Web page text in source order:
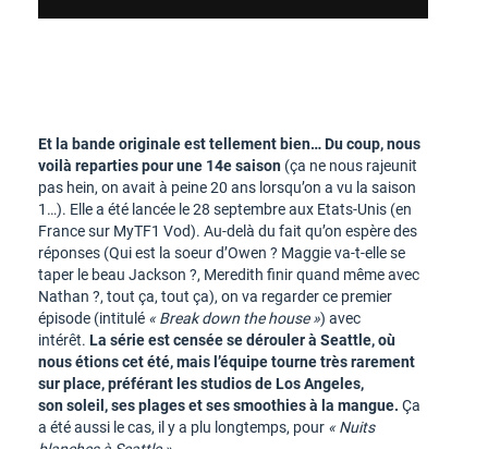
Et la bande originale est tellement bien… Du coup, nous
voilà reparties pour une 14e saison (ça ne nous rajeunit
pas hein, on avait à peine 20 ans lorsqu’on a vu la saison
1…). Elle a été lancée le 28 septembre aux Etats-Unis (en
France sur MyTF1 Vod). Au-delà du fait qu’on espère des
réponses (Qui est la soeur d’Owen ? Maggie va-t-elle se
taper le beau Jackson ?, Meredith finir quand même avec
Nathan ?, tout ça, tout ça), on va regarder ce premier
épisode (intitulé « Break down the house ») avec
intérêt. La série est censée se dérouler à Seattle, où
nous étions cet été, mais l’équipe tourne très rarement
sur place, préférant les studios de Los Angeles,
son soleil, ses plages et ses smoothies à la mangue. Ça
a été aussi le cas, il y a plu longtemps, pour « Nuits